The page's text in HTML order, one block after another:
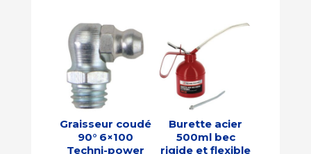
Graisseur coudé
90° 6×100
Techni-power
Burette acier
500ml bec
rigide et flexible